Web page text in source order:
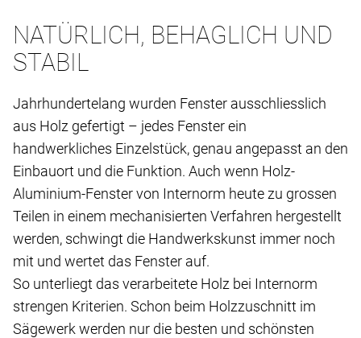
NATÜRLICH, BEHAGLICH UND
STABIL
Jahrhundertelang wurden Fenster ausschliesslich
aus Holz gefertigt – jedes Fenster ein
handwerkliches Einzelstück, genau angepasst an den
Einbauort und die Funktion. Auch wenn Holz-
Aluminium-Fenster von Internorm heute zu grossen
Teilen in einem mechanisierten Verfahren hergestellt
werden, schwingt die Handwerkskunst immer noch
mit und wertet das Fenster auf.
So unterliegt das verarbeitete Holz bei Internorm
strengen Kriterien. Schon beim Holzzuschnitt im
Sägewerk werden nur die besten und schönsten